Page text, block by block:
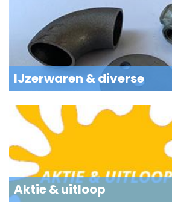
IJzerwaren & diverse
Aktie & uitloop